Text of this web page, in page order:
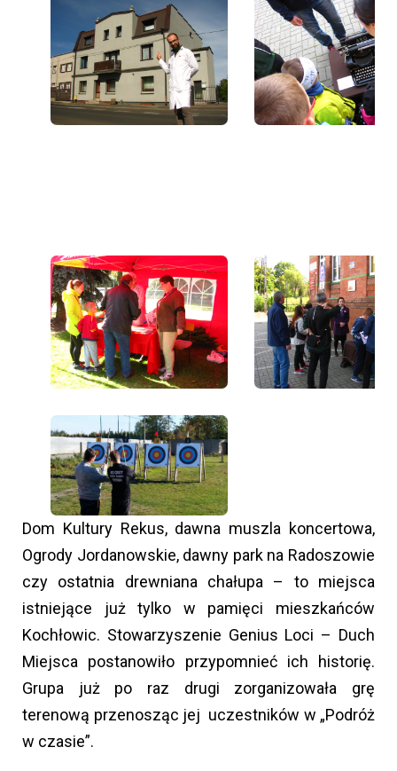
Dom Kultury Rekus, dawna muszla koncertowa,
Ogrody Jordanowskie, dawny park na Radoszowie
czy ostatnia drewniana chałupa – to miejsca
istniejące już tylko w pamięci mieszkańców
Kochłowic. Stowarzyszenie Genius Loci – Duch
Miejsca postanowiło przypomnieć ich historię.
Grupa już po raz drugi zorganizowała grę
terenową przenosząc jej uczestników w „Podróż
w czasie”.